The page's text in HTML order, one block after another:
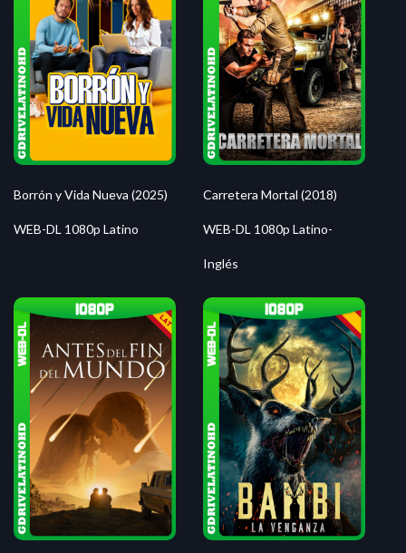
Borrón y Vida Nueva (2025)
WEB-DL 1080p Latino
Carretera Mortal (2018)
WEB-DL 1080p Latino-
Inglés